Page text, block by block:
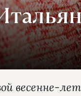
весенне-